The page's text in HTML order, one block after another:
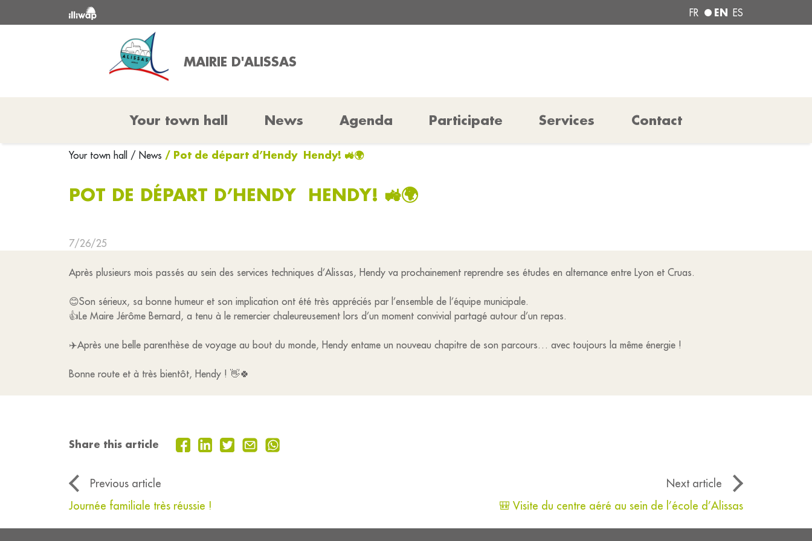
FR EN ES
MAIRIE D'ALISSAS
Your town hall News Agenda Participate Services Contact
Your town hall / News / Pot de départ d’Hendy Hendy! 🚜🌍
POT DE DÉPART D’HENDY HENDY! 🚜🌍
7/26/25
Après plusieurs mois passés au sein des services techniques d’Alissas, Hendy va prochainement reprendre ses études en alternance entre Lyon et Cruas.
😊Son sérieux, sa bonne humeur et son implication ont été très appréciés par l’ensemble de l’équipe municipale.
👍Le Maire Jérôme Bernard, a tenu à le remercier chaleureusement lors d’un moment convivial partagé autour d’un repas.
✈️Après une belle parenthèse de voyage au bout du monde, Hendy entame un nouveau chapitre de son parcours… avec toujours la même énergie !
Bonne route et à très bientôt, Hendy ! 👋🍀
Share this article
Previous article
Next article
Journée familiale très réussie !
🎒 Visite du centre aéré au sein de l’école d’Alissas